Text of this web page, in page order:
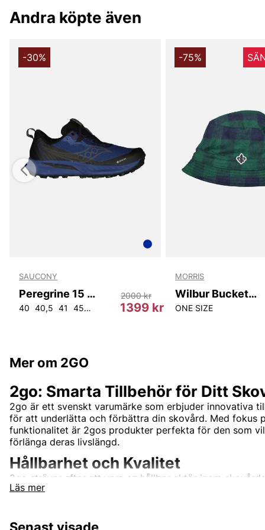
Andra köpte även
-30%
SAUCONY
Peregrine 15 Gtx Men
40 40,5 41 45 46 1399 kr
2000 kr
-75%
MORRIS
Wilbur Bucket Hat
ONE SIZE
Mer om 2GO
Läs mer
2go: Smarta Tillbehör för Ditt
2go är ett svenskt varumärke som erbjuder innovativa
för att underlätta och förbättra din skovård. Med fokus
funktionalitet är 2gos produkter perfekta för den som
förlänga deras livslängd.
Hållbarhet och Kvalitet
2go strävar efter att vara en hållbar aktör inom
använda miljövänliga material och effektiva
prestanda.
Senast visade